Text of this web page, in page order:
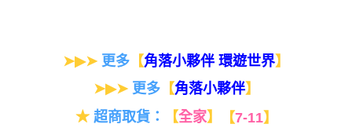
➤▶➤ 更多 【角落小夥伴 環遊世界】
➤▶➤ 更多【角落小夥伴】
★ 超商取貨： 【全家】 【7-11】